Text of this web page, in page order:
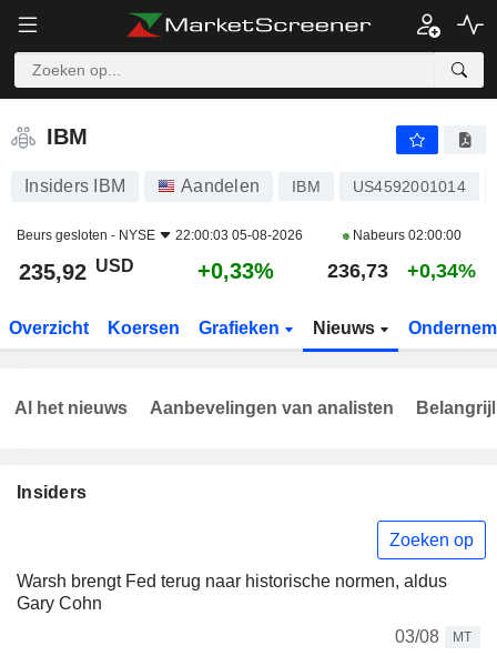
IBM
IBM
Insiders IBM Aandelen IBM US4592001014
Beurs gesloten - NYSE 22:00:03 05-08-2026 Nabeurs 02:00:00
235,92 USD +0,33% 236,73 +0,34%
Overzicht Koersen Grafieken Nieuws
Insiders
Zoeken op
Warsh brengt Fed terug naar historische normen, aldus
Gary Cohn
03/08
MT
Al het nieuws Aanbevelingen van analisten